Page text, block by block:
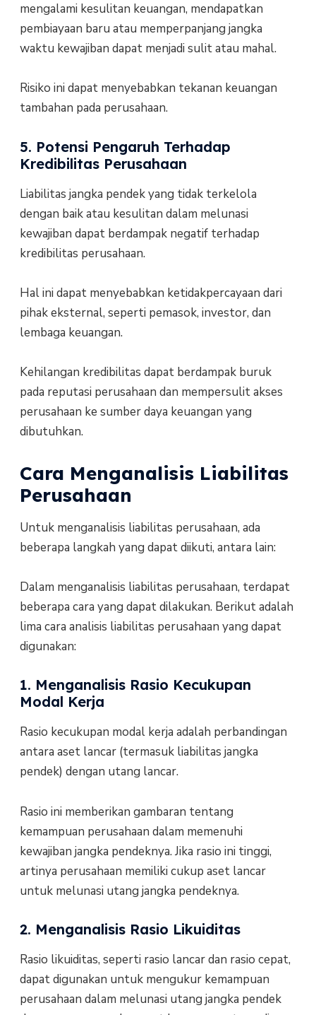
mengalami kesulitan keuangan, mendapatkan
pembiayaan baru atau memperpanjang jangka
waktu kewajiban dapat menjadi sulit atau mahal.
Risiko ini dapat menyebabkan tekanan keuangan
tambahan pada perusahaan.
5. Potensi Pengaruh Terhadap
Kredibilitas Perusahaan
Liabilitas jangka pendek yang tidak terkelola
dengan baik atau kesulitan dalam melunasi
kewajiban dapat berdampak negatif terhadap
kredibilitas perusahaan.
Hal ini dapat menyebabkan ketidakpercayaan dari
pihak eksternal, seperti pemasok, investor, dan
lembaga keuangan.
Kehilangan kredibilitas dapat berdampak buruk
pada reputasi perusahaan dan mempersulit akses
perusahaan ke sumber daya keuangan yang
dibutuhkan.
Cara Menganalisis Liabilitas
Perusahaan
Untuk menganalisis liabilitas perusahaan, ada
beberapa langkah yang dapat diikuti, antara lain:
Dalam menganalisis liabilitas perusahaan, terdapat
beberapa cara yang dapat dilakukan. Berikut adalah
lima cara analisis liabilitas perusahaan yang dapat
digunakan:
1. Menganalisis Rasio Kecukupan
Modal Kerja
Rasio kecukupan modal kerja adalah perbandingan
antara aset lancar (termasuk liabilitas jangka
pendek) dengan utang lancar.
Rasio ini memberikan gambaran tentang
kemampuan perusahaan dalam memenuhi
kewajiban jangka pendeknya. Jika rasio ini tinggi,
artinya perusahaan memiliki cukup aset lancar
untuk melunasi utang jangka pendeknya.
2. Menganalisis Rasio Likuiditas
Rasio likuiditas, seperti rasio lancar dan rasio cepat,
dapat digunakan untuk mengukur kemampuan
perusahaan dalam melunasi utang jangka pendek